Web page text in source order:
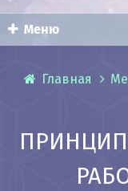
Меню
Главная